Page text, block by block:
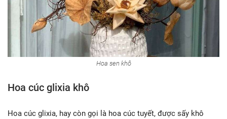
Hoa sen khô
Hoa cúc glixia khô
Hoa cúc glixia, hay còn gọi là hoa cúc tuyết, được sấy khô